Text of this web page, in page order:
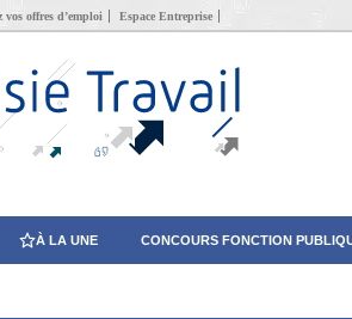
vos offres d’emploi Espace Entreprise
À LA UNE CONCOURS FONCTION